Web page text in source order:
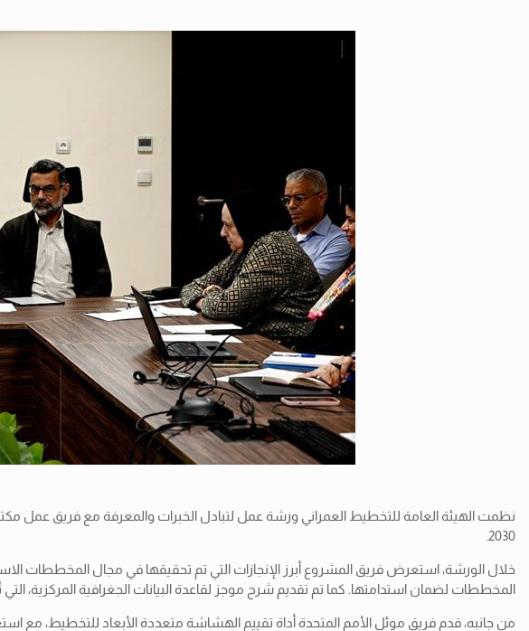
2030.
خلال الورشة، استعرض فريق المشروع أبرز الإنجازات التي تم تحقيقها في مجال المخططات
المخططات لضمان استدامتها. كما تم تقديم شرح موجز لقاعدة البيانات الجغرافية المركزية،
من جانبه، قدم فريق موئل الأمم المتحدة أداة تقييم الهشاشة متعددة الأبعاد للتخطيط، مع